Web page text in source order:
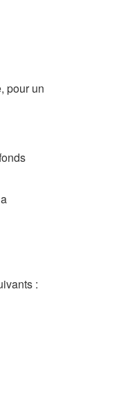
pour un
: